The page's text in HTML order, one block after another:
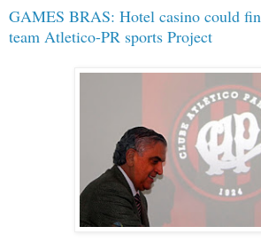
GAMES BRAS: Hotel casino could
team Atletico-PR sports Project